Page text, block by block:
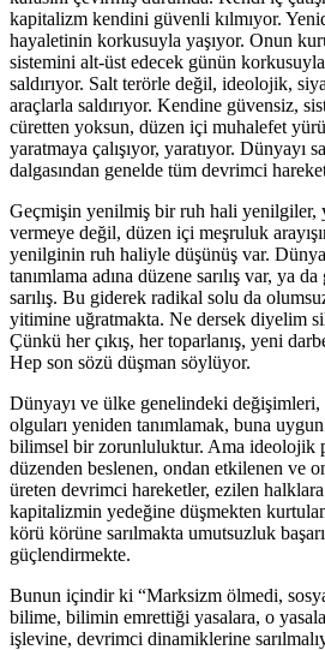
kapitalizm kendini güvenli kılmıyor.
hayaletinin korkusuyla yaşıyor. Onun
sistemini alt-üst edecek günün
saldırıyor. Salt terörle değil, ideolojik,
araçlarla saldırıyor. Kendine güvensiz,
cüretten yoksun, düzen içi muhalefet
yaratmaya çalışıyor, yaratıyor. Dünyayı
dalgasından genelde tüm devrimci
Geçmişin yenilmiş bir ruh hali yenilgiler,
vermeye değil, düzen içi meşruluk
yenilginin ruh haliyle düşünüş var.
tanımlama adına düzene sarılış var, ya
sarılış. Bu giderek radikal solu da
yitimine uğratmakta. Ne dersek diyelim
Çünkü her çıkış, her toparlanış, yeni
Hep son sözü düşman söylüyor.
Dünyayı ve ülke genelindeki
olguları yeniden tanımlamak, buna
bilimsel bir zorunluluktur. Ama ideolojik
düzenden beslenen, ondan etkilenen ve
üreten devrimci hareketler, ezilen
kapitalizmin yedeğine düşmekten
körü körüne sarılmakta umutsuzluk
güçlendirmekte.
Bunun içindir ki “Marksizm ölmedi,
bilime, bilimin emrettiği yasalara, o
işlevine, devrimci dinamiklerine